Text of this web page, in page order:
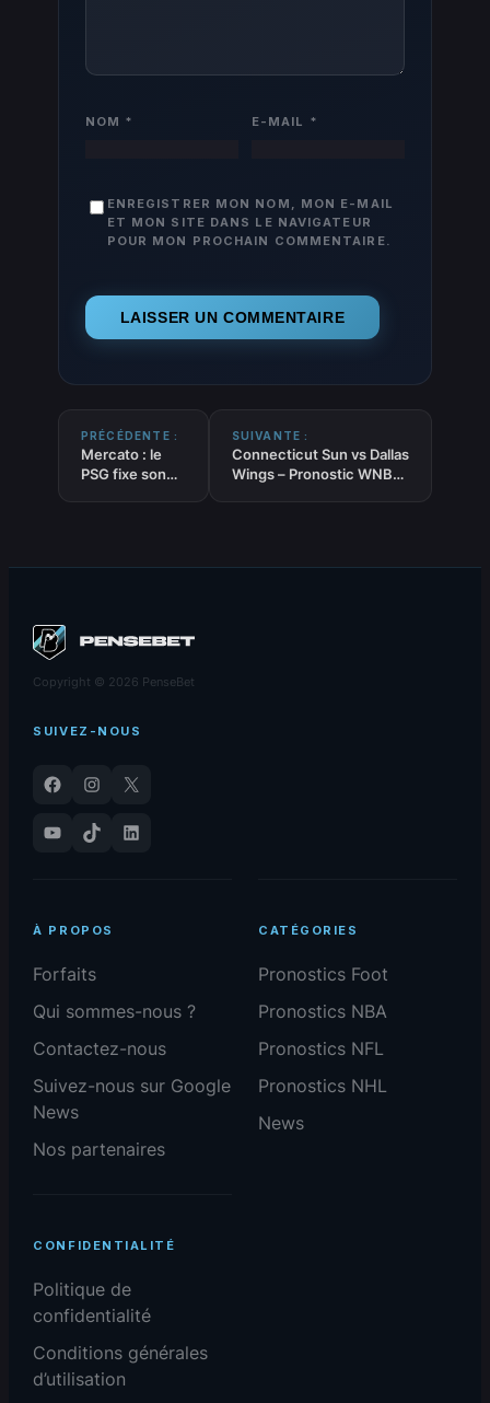
NOM * E-MAIL *
ENREGISTRER MON NOM, MON E-MAIL
ET MON SITE DANS LE NAVIGATEUR
POUR MON PROCHAIN COMMENTAIRE.
PRÉCÉDENTE :
Mercato : le
PSG fixe son
SUIVANTE :
Connecticut Sun vs Dallas
Wings – Pronostic WNBA
Copyright © 2026 PenseBet
SUIVEZ-NOUS
Facebook Instagram
X
YouTube
TikTok LinkedIn
À PROPOS
Forfaits
Qui sommes-nous ?
Contactez-nous
Suivez-nous sur Google
News
Nos partenaires
CATÉGORIES
Pronostics Foot
Pronostics NBA
Pronostics NFL
Pronostics NHL
News
CONFIDENTIALITÉ
Politique de
confidentialité
Conditions générales
d’utilisation